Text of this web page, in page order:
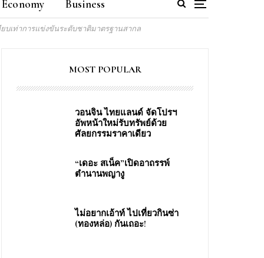
Economy Business
ยบเท่าการแข่งขันระดับชาติมาตรฐานสากล
MOST POPULAR
วอนจิน ไทยแลนด์ จัดโปรฯ
อัพหน้าใหม่รับทรัพย์ด้วย
ศัลยกรรมราคาเดียว
“เดอะ สเน็ค”เปิดอาถรรพ์
ตำนานพญางู
ไม่อยากเอ้าท์ ไปเที่ยวกินซ่า
(ทองหล่อ) กันเถอะ!